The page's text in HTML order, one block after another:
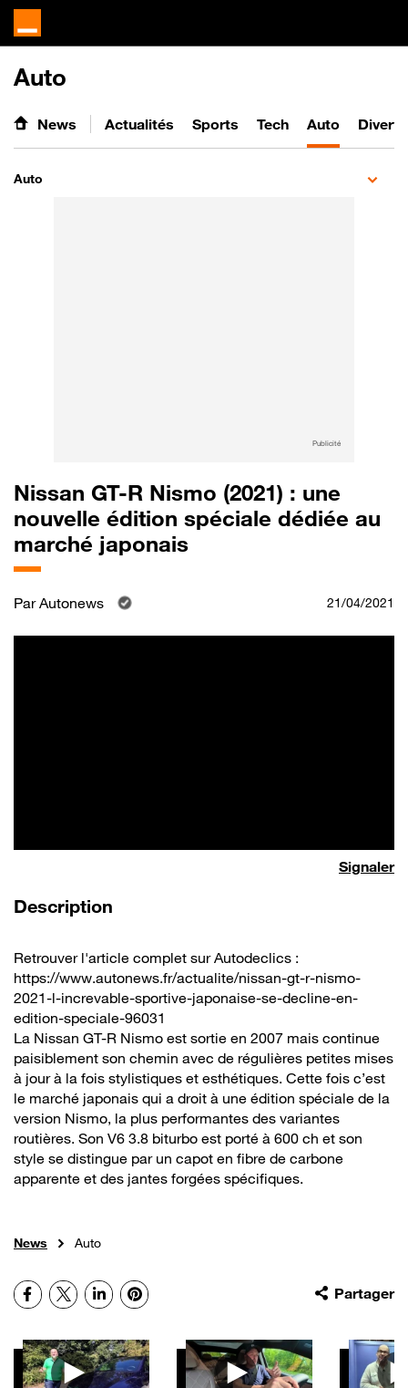
Auto
News Actualités Sports Tech Auto
Auto
Publicité
Nissan GT-R Nismo (2021) : une
nouvelle édition spéciale dédiée au
marché japonais
ParAutonews 21/04/2021
Signaler
Description
Retrouver l'article complet sur Autodeclics :
https://www.autonews.fr/actualite/nissan-gt-r-nismo-
2021-l-increvable-sportive-japonaise-se-decline-en-
edition-speciale-96031
La Nissan GT-R Nismo est sortie en 2007 mais continue
paisiblement son chemin avec de régulières petites mises
à jour à la fois stylistiques et esthétiques. Cette fois c’est
le marché japonais qui a droit à une édition spéciale de la
version Nismo, la plus performantes des variantes
routières. Son V6 3.8 biturbo est porté à 600 ch et son
style se distingue par un capot en fibre de carbone
apparente et des jantes forgées spécifiques.
News Auto
Partager
Facebook
X LinkedInPinterest
Autres vidéos